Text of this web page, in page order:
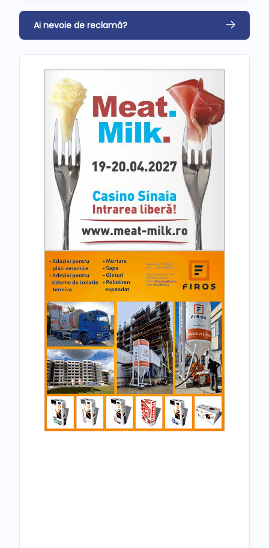
Ai nevoie de reclamă?